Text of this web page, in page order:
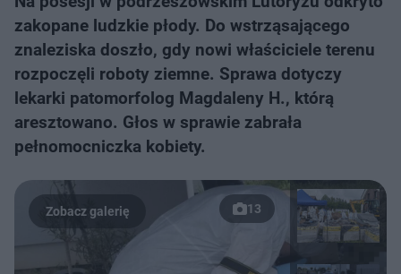
zakopane ludzkie płody. Do wstrząsającego
znaleziska doszło, gdy nowi właściciele terenu
rozpoczęli roboty ziemne. Sprawa dotyczy
lekarki patomorfolog Magdaleny H., którą
aresztowano. Głos w sprawie zabrała
pełnomocniczka kobiety.
13